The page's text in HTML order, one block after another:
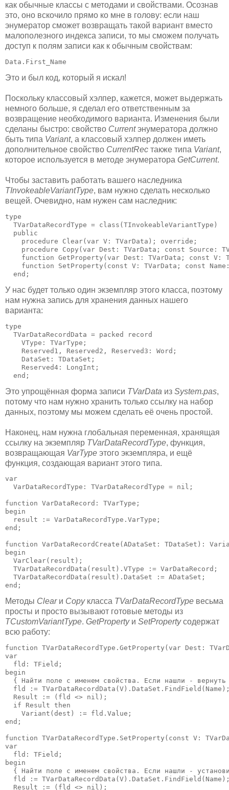
как обычные классы с методами и свойствами. Осознав
это, оно вскочило прямо ко мне в голову: если наш
энумератор сможет возвращать такой вариант вместо
малополезного индекса записи, то мы сможем получать
доступ к полям записи как к обычным свойствам:
Data.First_Name
Это и был код, который я искал!
Поскольку классовый хэлпер, кажется, может выдержать
немного больше, я сделал его ответственным за
возвращение необходимого варианта. Изменения были
сделаны быстро: свойство Currentэнумератора должно
быть типа Variant, а классовый хэлпер должен иметь
дополнительное свойство CurrentRec также типа Variant,
которое используется в методе энумератора GetCurrent.
Чтобы заставить работать вашего наследника
TInvokeableVariantType, вам нужно сделать несколько
вещей. Очевидно, нам нужен сам наследник:
type
  TVarDataRecordType = class(TInvokeableVariantType)
  public
    procedure Clear(var V: TVarData); override;
procedure Copy(var Dest: TVarData; const Source:
function GetProperty(var Dest: TVarData; const V:
function SetProperty(const V: TVarData; const
  end;
У нас будет только один экземпляр этого класса, поэтому
нам нужна запись для хранения данных нашего
варианта:
type
  TVarDataRecordData = packed record
    VType: TVarType;
    Reserved1, Reserved2, Reserved3: Word;
    DataSet: TDataSet;
    Reserved4: LongInt;
  end;
Это упрощённая форма записи TVarData из System.pas,
потому что нам нужно хранить только ссылку на набор
данных, поэтому мы можем сделать её очень простой.
Наконец, нам нужна глобальная переменная, хранящая
ссылку на экземпляр TVarDataRecordType, функция,
возвращающая VarType этого экземпляра, и ещё
функция, создающая вариант этого типа.
var
  VarDataRecordType: TVarDataRecordType = nil;
function VarDataRecord: TVarType;
begin
  result := VarDataRecordType.VarType;
end;
function VarDataRecordCreate(ADataSet: TDataSet):
begin
  VarClear(result);
  TVarDataRecordData(result).VType := VarDataRecord;
  TVarDataRecordData(result).DataSet := ADataSet;
end;
Методы Clearи Copyкласса TVarDataRecordType весьма
просты и просто вызывают готовые методы из
TCustomVariantType. GetPropertyи SetPropertyсодержат
всю работу:
function TVarDataRecordType.GetProperty(var Dest:
var
  fld: TField;
begin
{ Найти поле с именем свойства. Если нашли - вернуть
fld :=
  Result := (fld <> nil);
  if Result then
    Variant(dest) := fld.Value;
end;
function TVarDataRecordType.SetProperty(const V:
var
  fld: TField;
begin
{ Найти поле с именем свойства. Если нашли -
fld :=
  Result := (fld <> nil);